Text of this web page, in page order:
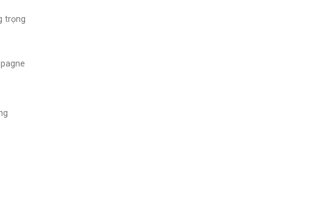
trọng